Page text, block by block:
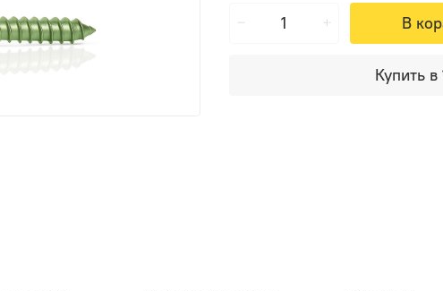
В
Купить в